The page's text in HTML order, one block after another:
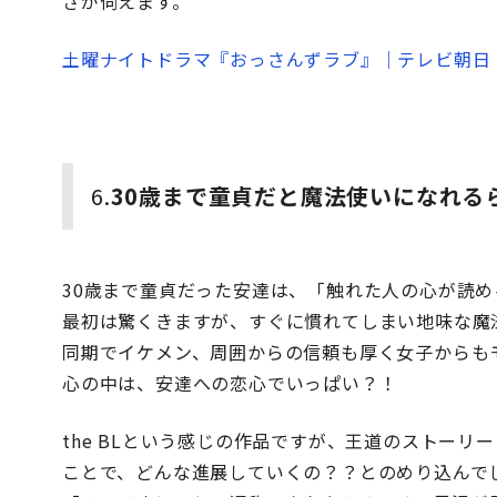
土曜ナイトドラマ『おっさんずラブ』｜テレビ朝日
6.30歳まで童貞だと魔法使いになれる
30歳まで童貞だった安達は、「触れた人の心が読
最初は驚くきますが、すぐに慣れてしまい地味な
同期でイケメン、周囲からの信頼も厚く女子から
心の中は、安達への恋心でいっぱい？！
the BLという感じの作品ですが、王道のストーリ
ことで、どんな進展していくの？？とのめり込ん